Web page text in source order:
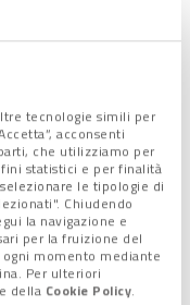
tecnologie simili per
acconsenti
che utilizziamo per
statistici e per finalità
le tipologie di
Chiudendo
la navigazione e
per la fruizione del
momento mediante
Per ulteriori
della Cookie Policy.